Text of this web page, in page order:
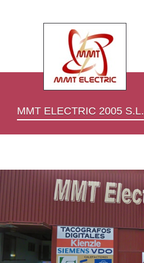
MMT ELECTRIC 2005 S.L.